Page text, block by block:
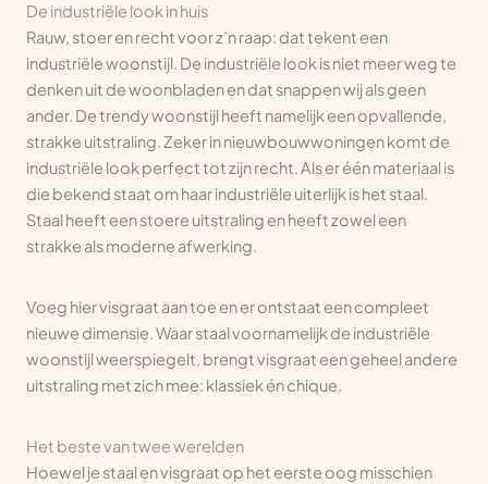
De industriële look in huis
Rauw, stoer en recht voor z’n raap: dat tekent een
industriële woonstijl. De industriële look is niet meer weg te
denken uit de woonbladen en dat snappen wij als geen
ander. De trendy woonstijl heeft namelijk een opvallende,
strakke uitstraling. Zeker in nieuwbouwwoningen komt de
industriële look perfect tot zijn recht. Als er één materiaal is
die bekend staat om haar industriële uiterlijk is het staal.
Staal heeft een stoere uitstraling en heeft zowel een
strakke als moderne afwerking.
Voeg hier visgraat aan toe en er ontstaat een compleet
nieuwe dimensie. Waar staal voornamelijk de industriële
woonstijl weerspiegelt, brengt visgraat een geheel andere
uitstraling met zich mee: klassiek én chique.
Het beste van twee werelden
Hoewel je staal en visgraat op het eerste oog misschien